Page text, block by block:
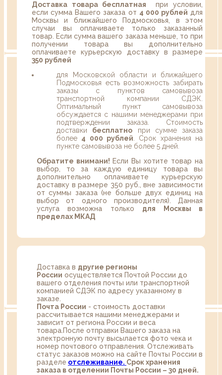
Доставка товара бесплатная при условии,
если сумма Вашего заказа от 4 000 рублей для
Москвы и ближайшего Подмосковья, в этом
случаи вы оплачиваете только заказанный
товар. Если сумма вашего заказа меньше, то при
получении товара вы дополнительно
оплачиваете курьерскую доставку в размере
350 рублей
для Московской области и ближайшего
Подмосковья есть возможность забирать
заказы с пунктов самовывоза
транспортной компании СДЭК.
Оптимальный пункт самовывоза
обсуждается с нашими менеджерами при
подтверждении заказа. Стоимость
доставки бесплатно при сумме заказа
более 4 000 рублей . Срок хранения на
пункте самовывоза не более 5 дней.
Обратите внимани! Если Вы хотите товар на
выбор, то за каждую единицу товара вы
дополнительно оплачиваете курьерскую
доставку в размере 350 руб., вне зависимости
от суммы заказа (не больше двух единиц на
выбор от одного производителя). Данная
услуга возможна только для Москвы в
пределах МКАД
Доставка в другие регионы
России осуществляется Почтой России до
вашего отделения почты или транспортной
компанией СДЭК по адресу указанному в
заказе.
Почта России - стоимость доставки
рассчитывается нашими менеджерами и
зависит от региона России и веса
товара.После отправки Вашего заказа на
электронную почту высылается фото чека и
номер почтового отправления. Отслеживать
статус заказов можно на сайте Почты России в
разделе oтслеживание. Срок хранения
заказа в отделении Почты России – 30 дней.